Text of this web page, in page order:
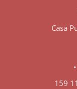
Casa
159